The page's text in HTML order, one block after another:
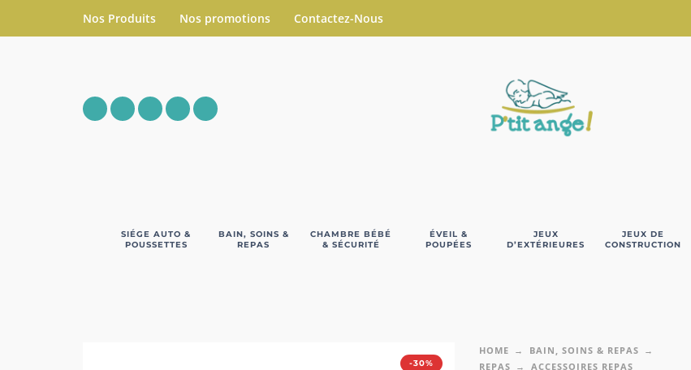
Nos Produits Nos promotions Contactez-Nous
SIÉGE AUTO &
POUSSETTES
BAIN, SOINS &
REPAS
CHAMBRE BÉBÉ
& SÉCURITÉ
ÉVEIL &
POUPÉES
JEUX
D’EXTÉRIEURES
JEUX DE
CONSTRUCTION
-30%
HOME
BAIN, SOINS & REPAS
REPAS
ACCESSOIRES REPAS